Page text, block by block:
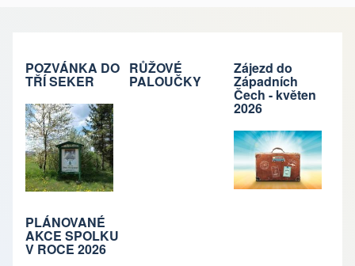
POZVÁNKA DO
TŘÍ SEKER
RŮŽOVÉ
PALOUČKY
Zájezd do
Západních
Čech - květen
2026
PLÁNOVANÉ
AKCE SPOLKU
V ROCE 2026